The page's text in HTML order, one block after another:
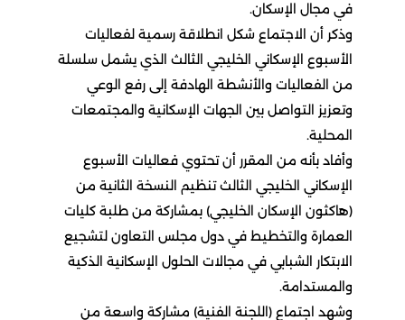
في مجال الإسكان.
وذكر أن الاجتماع شكل انطلاقة رسمية لفعاليات
الأسبوع الإسكاني الخليجي الثالث الذي يشمل سلسلة
من الفعاليات والأنشطة الهادفة إلى رفع الوعي
وتعزيز التواصل بين الجهات الإسكانية والمجتمعات
المحلية.
وأفاد بأنه من المقرر أن تحتوي فعاليات الأسبوع
الإسكاني الخليجي الثالث تنظيم النسخة الثانية من
(هاكثون الإسكان الخليجي) بمشاركة من طلبة كليات
العمارة والتخطيط في دول مجلس التعاون لتشجيع
الابتكار الشبابي في مجالات الحلول الإسكانية الذكية
والمستدامة.
وشهد اجتماع (اللجنة الفنية) مشاركة واسعة من